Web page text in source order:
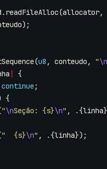
. readFileAlloc(allocator,
);
(u8 , conteudo , "\n
|
{
continue ;
{
"\nSeção: {s}\n" , .{linha
"  {s}\n" , .{linha});